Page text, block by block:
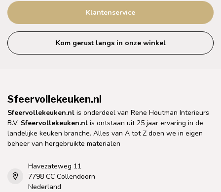
Klantenservice
Kom gerust langs in onze winkel
Sfeervollekeuken.nl
Sfeervollekeuken.nl is onderdeel van Rene Houtman Interieurs
B.V. Sfeervollekeuken.nl is ontstaan uit 25 jaar ervaring in de
landelijke keuken branche. Alles van A tot Z doen we in eigen
beheer van hergebruikte materialen
Havezateweg 11
7798 CC Collendoorn
Nederland